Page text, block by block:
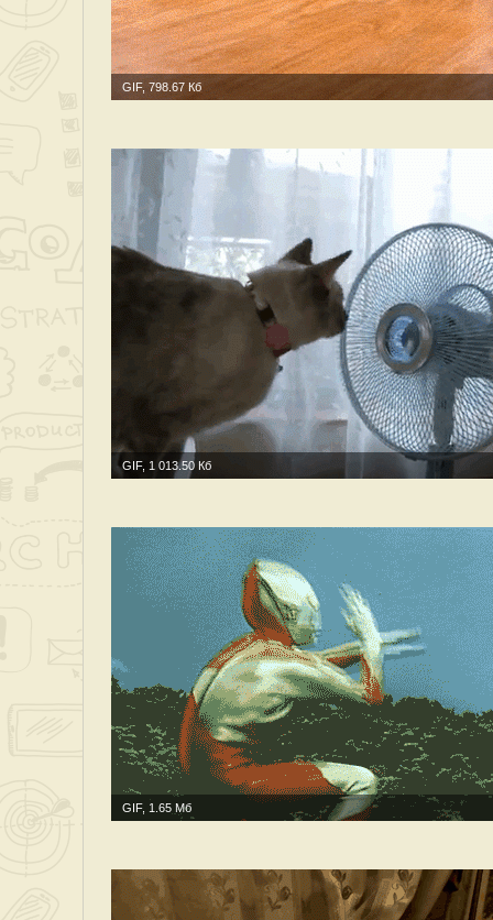
GIF, 798.67 Кб
GIF, 1 013.50 Кб
GIF, 1.65 Мб